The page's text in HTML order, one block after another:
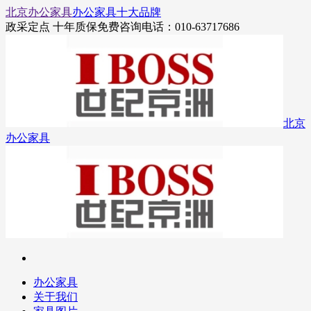
北京办公家具办公家具十大品牌
政采定点 十年质保免费咨询电话：010-63717686
北京
办公家具
办公家具
关于我们